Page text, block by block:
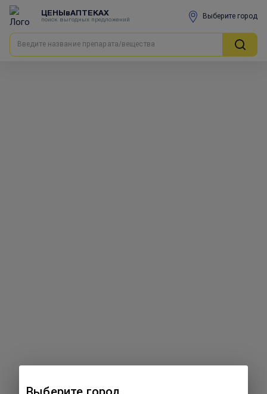
ЦЕНЫвАПТЕКАХ
поиск выгодных предложений Выберите город